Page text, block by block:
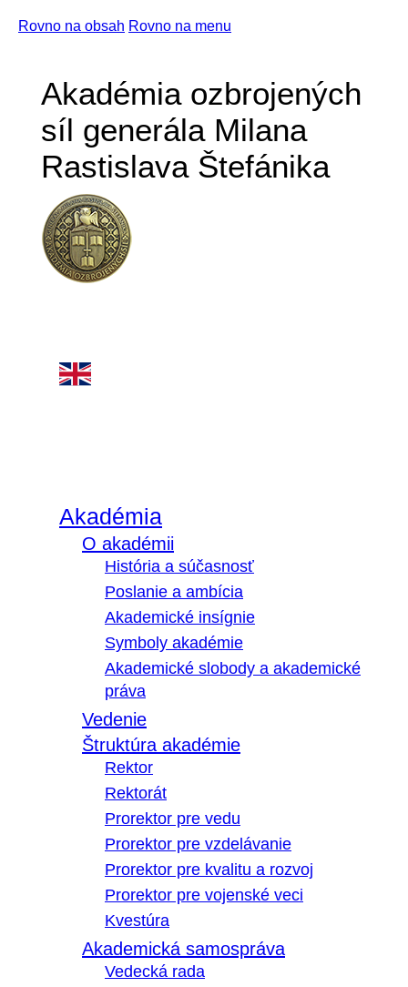
Rovno na obsah Rovno na menu
Akadémia ozbrojených
síl generála Milana
Rastislava Štefánika
Akadémia
O akadémii
História a súčasnosť
Poslanie a ambícia
Akademické insígnie
Symboly akadémie
Akademické slobody a akademické
práva
Vedenie
Štruktúra akadémie
Rektor
Rektorát
Prorektor pre vedu
Prorektor pre vzdelávanie
Prorektor pre kvalitu a rozvoj
Prorektor pre vojenské veci
Kvestúra
Akademická samospráva
Vedecká rada